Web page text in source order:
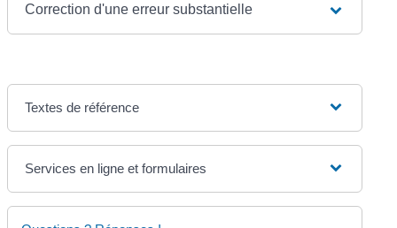
Correction d'une erreur substantielle
Textes de référence
Services en ligne et formulaires